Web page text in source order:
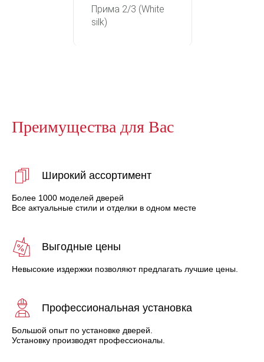
Прима 2/3 (White
silk)
Преимущества для Вас
Широкий ассортимент
Более 1000 моделей дверей
Все актуальные стили и отделки в одном месте
Выгодные цены
Невысокие издержки позволяют предлагать лучшие цены.
Профессиональная установка
Большой опыт по установке дверей.
Установку производят профессионалы.